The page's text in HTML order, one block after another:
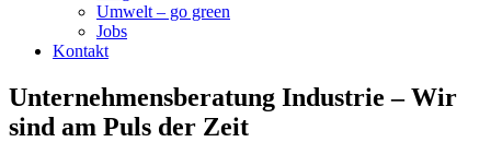
Umwelt – go green
Jobs
Kontakt
Unternehmens­beratung Industrie – Wir
sind am Puls der Zeit